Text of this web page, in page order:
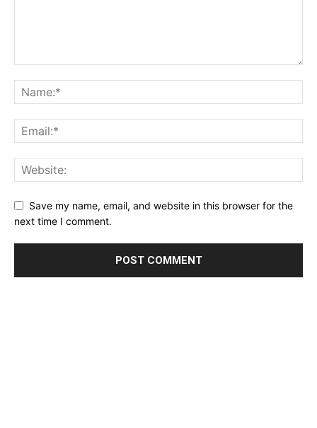
Save my name, email, and website in this browser for the
next time I comment.